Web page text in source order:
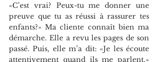
«C’est vrai? Peux-tu me donner une
preuve que tu as réussi à rassurer tes
enfants?» Ma cliente connaît bien ma
démarche. Elle a revu les pages de son
passé. Puis, elle m’a dit: «Je les écoute
attentivement quand ils me parlent.»